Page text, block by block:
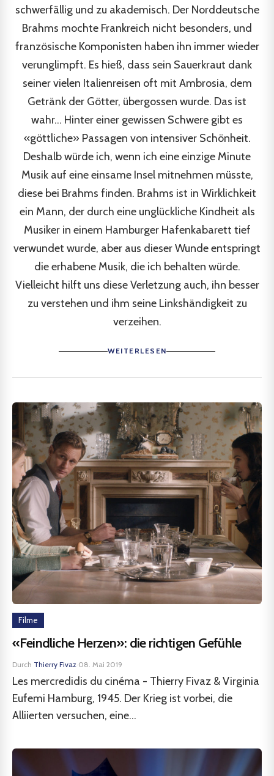
schwerfällig und zu akademisch. Der Norddeutsche
Brahms mochte Frankreich nicht besonders, und
französische Komponisten haben ihn immer wieder
verunglimpft. Es hieß, dass sein Sauerkraut dank
seiner vielen Italienreisen oft mit Ambrosia, dem
Getränk der Götter, übergossen wurde. Das ist
wahr... Hinter einer gewissen Schwere gibt es
«göttliche» Passagen von intensiver Schönheit.
Deshalb würde ich, wenn ich eine einzige Minute
Musik auf eine einsame Insel mitnehmen müsste,
diese bei Brahms finden. Brahms ist in Wirklichkeit
ein Mann, der durch eine unglückliche Kindheit als
Musiker in einem Hamburger Hafenkabarett tief
verwundet wurde, aber aus dieser Wunde entspringt
die erhabene Musik, die ich behalten würde.
Vielleicht hilft uns diese Verletzung auch, ihn besser
zu verstehen und ihm seine Linkshändigkeit zu
verzeihen.
WEITERLESEN
Filme
«Feindliche Herzen»: die richtigen Gefühle
Durch Thierry Fivaz·08. Mai 2019
Les mercredidis du cinéma - Thierry Fivaz & Virginia
Eufemi Hamburg, 1945. Der Krieg ist vorbei, die
Alliierten versuchen, eine...